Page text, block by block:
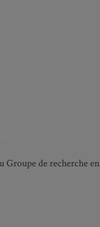
Tavernier
de recherche